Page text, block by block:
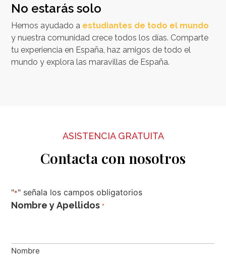
No estarás solo
Hemos ayudado a estudiantes de todo el mundo
y nuestra comunidad crece todos los días. Comparte
tu experiencia en España, haz amigos de todo el
mundo y explora las maravillas de España.
ASISTENCIA GRATUITA
Contacta con nosotros
"*" señala los campos obligatorios
Nombre y Apellidos *
Nombre